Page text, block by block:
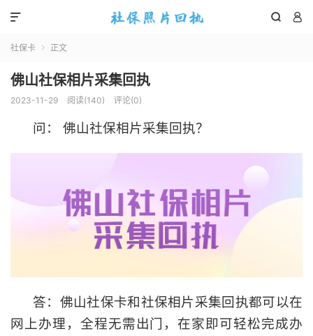
 

社保卡  正文
佛山社保相片采集回执
2023-11-29 阅读(140) 评论(0)
问： 佛山社保相片采集回执？
答：佛山社保卡和社保相片采集回执都可以在
网上办理，全程无需出门，在家即可轻松完成办